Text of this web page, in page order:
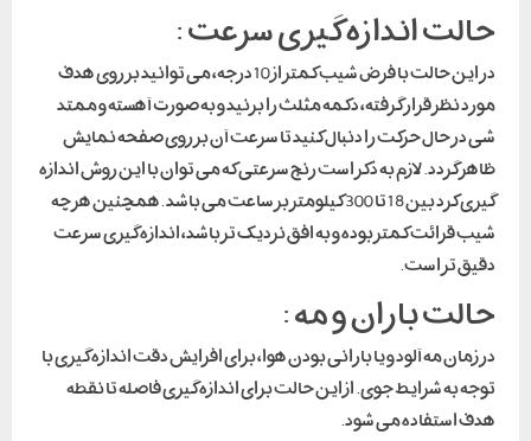
حالت اندازه گیری سرعت :
در این حالت با فرض شیب کمتر از 10 درجه، می توانید بر روی هدف
مورد نظر قرار گرفته، دکمه مثلث را بزنید و به صورت آهسته و ممتد
شی در حال حرکت را دنبال کنید تا سرعت آن بر روی صفحه نمایش
ظاهر گردد. لازم به ذکر است رنج سرعتی که می توان با این روش اندازه
گیری کرد بین 18 تا 300 کیلومتر بر ساعت می باشد .همچنین هرچه
شیب قرائت کمتر بوده و به افق نزدیک تر باشد، اندازه گیری سرعت
دقیق تر است.
حالت باران و مه :
در زمان مه آلود و یا بارانی بودن هوا، برای افزایش دقت اندازه گیری با
توجه به شرایط جوی. از این حالت برای اندازه گیری فاصله تا نقطه
هدف استفاده می شود.